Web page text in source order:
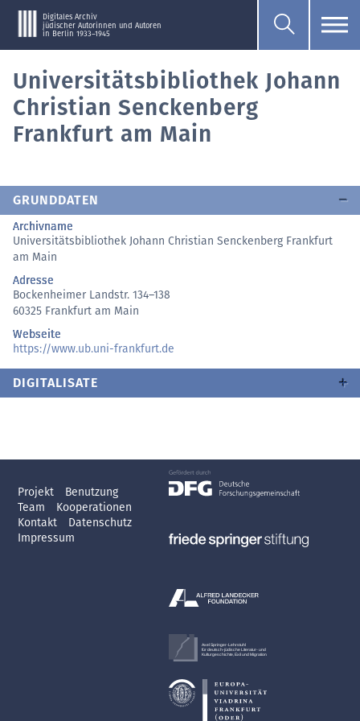
Digitales Archiv
jüdischer Autorinnen und Autoren
in Berlin 1933–1945
Universitätsbibliothek Johann
Christian Senckenberg
Frankfurt am Main
GRUNDDATEN
Archivname
Universitätsbibliothek Johann Christian Senckenberg Frankfurt
am Main
Adresse
Bockenheimer Landstr. 134–138
60325 Frankfurt am Main
Webseite
https://www.ub.uni-frankfurt.de
DIGITALISATE
Projekt
Benutzung
Team
Kooperationen
Kontakt
Datenschutz
Impressum
Axel Springer-Lehrstuhl
für deutsch-jüdische Literatur- und
Kulturgeschichte, Exil und Migration